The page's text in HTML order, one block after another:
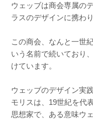
ウェッブは商会専属の
ラスのデザインに携わ
この商会、なんと一世
いう名前で続いており
けています。
ウェッブのデザイン実
モリスは、19世紀を代
思想家で、ある意味ウ